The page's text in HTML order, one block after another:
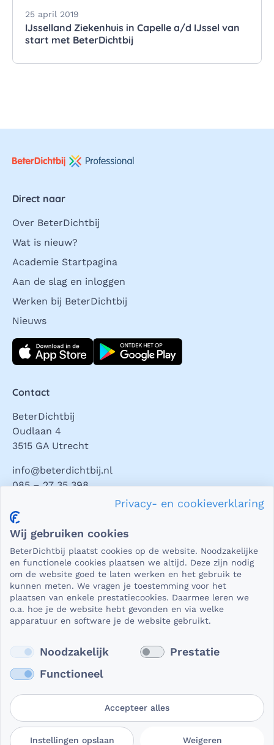
25 april 2019
IJsselland Ziekenhuis in Capelle a/d IJssel van
start met BeterDichtbij
Direct naar
Over BeterDichtbij
Wat is nieuw?
Academie Startpagina
Aan de slag en inloggen
Werken bij BeterDichtbij
Nieuws
Download direct
Contact
BeterDichtbij
Oudlaan 4
3515 GA Utrecht
info@beterdichtbij.nl
085 – 27 35 398
Privacy en veiligheid
essentieel dat die beveiligd worden uitgewisseld. En dat
die gegevens niet in verkeerde handen vallen. Daar kun je
op rekenen bij BeterDichtbij.
Lees verder
Gebruikersvoorwaarden Privacy- en Cookievoorkeuren
Privacy- en cookieverklaring
Wij gebruiken cookies
BeterDichtbij plaatst cookies op de website. Noodzakelijke
en functionele cookies plaatsen we altijd. Deze zijn nodig
om de website goed te laten werken en het gebruik te
kunnen meten. We vragen je toestemming voor het
plaatsen van enkele prestatiecookies. Daarmee leren we
o.a. hoe je de website hebt gevonden en via welke
apparatuur en software je de website gebruikt.
Noodzakelijk
Prestatie
Functioneel
Accepteer alles
Instellingen opslaan Weigeren